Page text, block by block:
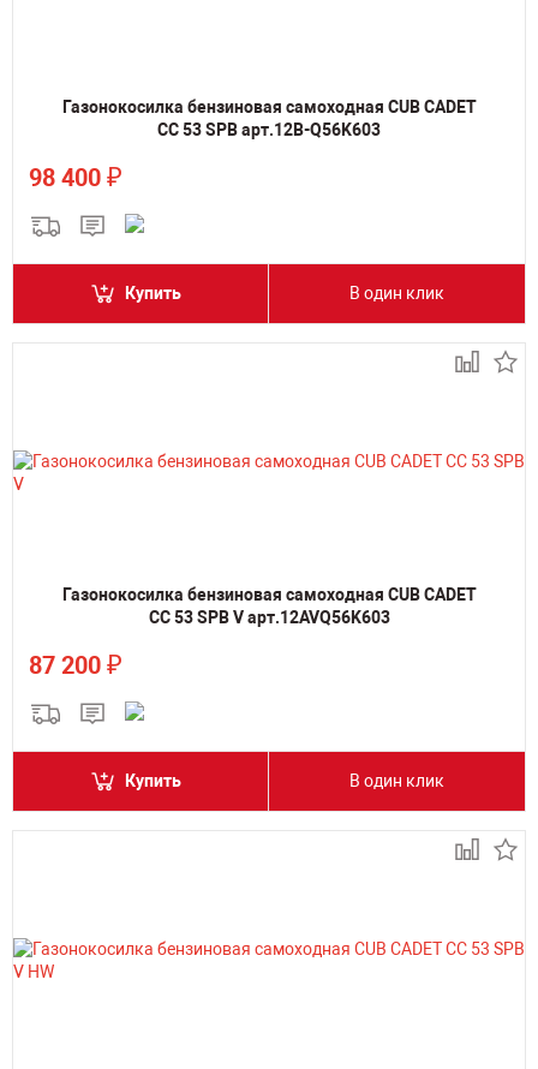
Газонокосилка бензиновая самоходная CUB CADET
CC 53 SPB арт.12B-Q56K603
98 400 ₽
Купить В один клик
Газонокосилка бензиновая самоходная CUB CADET
CC 53 SPB V арт.12AVQ56K603
87 200 ₽
Купить В один клик